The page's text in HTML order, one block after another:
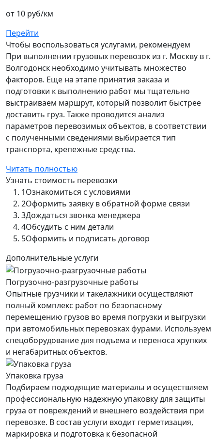
от 10 руб/км
Перейти
Чтобы воспользоваться услугами, рекомендуем
При выполнении грузовых перевозок из г. Москву в г.
Волгодонск необходимо учитывать множество
факторов. Еще на этапе принятия заказа и
подготовки к выполнению работ мы тщательно
выстраиваем маршрут, который позволит быстрее
доставить груз. Также проводится анализ
параметров перевозимых объектов, в соответствии
с полученными сведениями выбирается тип
транспорта, крепежные средства.
Читать полностью
Узнать стоимость перевозки
1Ознакомиться с условиями
2Оформить заявку в обратной форме связи
3Дождаться звонка менеджера
4Обсудить с ним детали
5Оформить и подписать договор
Дополнительные услуги
Погрузочно-разгрузочные работы
Опытные грузчики и такелажники осуществляют
полный комплекс работ по безопасному
перемещению грузов во время погрузки и выгрузки
при автомобильных перевозках фурами. Используем
спецоборудование для подъема и переноса хрупких
и негабаритных объектов.
Упаковка груза
Подбираем подходящие материалы и осуществляем
профессиональную надежную упаковку для защиты
груза от повреждений и внешнего воздействия при
перевозке. В состав услуги входит герметизация,
маркировка и подготовка к безопасной